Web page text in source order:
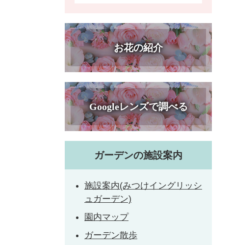
お花の紹介
Googleレンズで調べる
ガーデンの施設案内
施設案内(みつけイングリッシ
ュガーデン)
園内マップ
ガーデン散歩